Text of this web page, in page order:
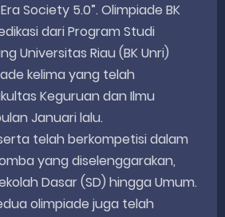
Society 5.0”. Olimpiade BK
dari Program Studi
Universitas Riau (BK Unri)
kelima yang telah
Keguruan dan Ilmu
Januari lalu.
telah berkompetisi dalam
yang diselenggarakan,
Dasar (SD) hingga Umum.
olimpiade juga telah